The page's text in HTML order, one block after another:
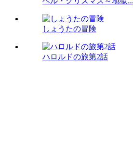
しょうたの冒険
ハロルドの旅第2話